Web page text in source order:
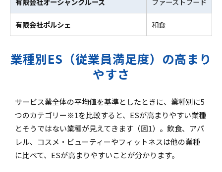
有限会社ポルシェ 和食
業種別ES（従業員満足度）の高まり
やすさ
サービス業全体の平均値を基準としたときに、業種別に5
つのカテゴリー※1を比較すると、ESが高まりやすい業種
とそうではない業種が見えてきます（図1）。飲食、アパ
レル、コスメ・ビューティーやフィットネスは他の業種
に比べて、ESが高まりやすいことが分かります。